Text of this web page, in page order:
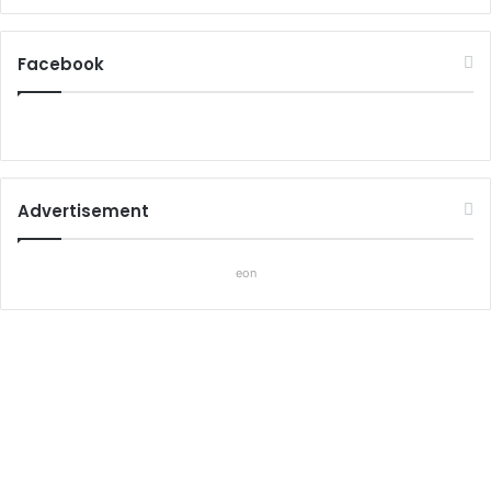
Facebook
Advertisement
eon